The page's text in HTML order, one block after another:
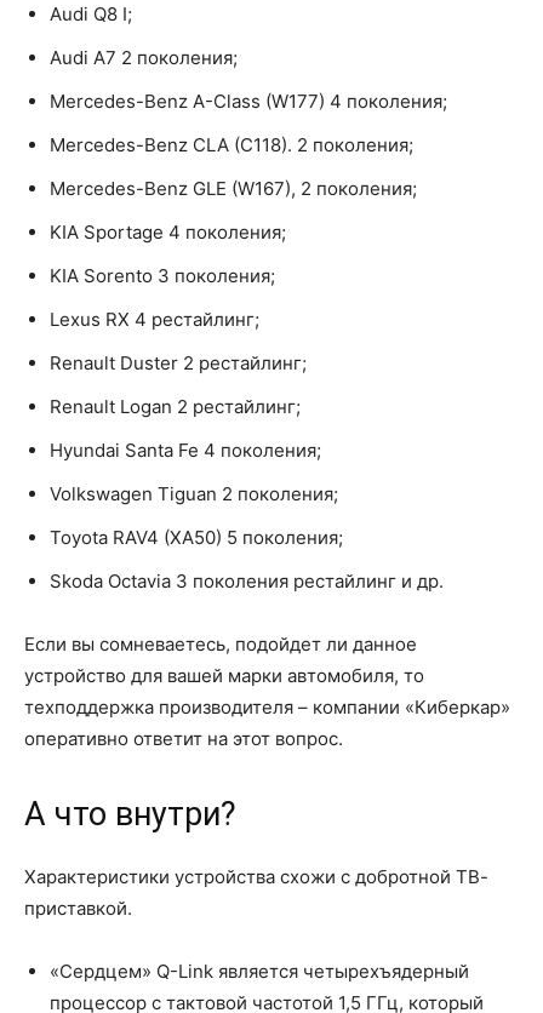
Audi Q8 I;
Audi A7 2 поколения;
Mercedes-Benz A-Class (W177) 4 поколения;
Mercedes-Benz CLA (C118). 2 поколения;
Mercedes-Benz GLE (W167), 2 поколения;
KIA Sportage 4 поколения;
KIA Sorento 3 поколения;
Lexus RX 4 рестайлинг;
Renault Duster 2 рестайлинг;
Renault Logan 2 рестайлинг;
Hyundai Santa Fe 4 поколения;
Volkswagen Tiguan 2 поколения;
Toyota RAV4 (XA50) 5 поколения;
Skoda Octavia 3 поколения рестайлинг и др.
Если вы сомневаетесь, подойдет ли данное
устройство для вашей марки автомобиля, то
техподдержка производителя – компании «Киберкар»
оперативно ответит на этот вопрос.
А что внутри?
Характеристики устройства схожи с добротной ТВ-
приставкой.
«Сердцем» Q-Link является четырехъядерный
процессор с тактовой частотой 1,5 ГГц, который